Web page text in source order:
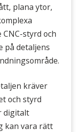
plana ytor,
styrd och
på detaljens
kräver
och styrd
digitalt
kan vara rätt